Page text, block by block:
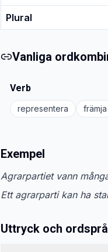
Plural
Vanliga
Verb
representera främja
Exempel
Agrarpartiet vann
Ett agrarparti kan ha
Uttryck och